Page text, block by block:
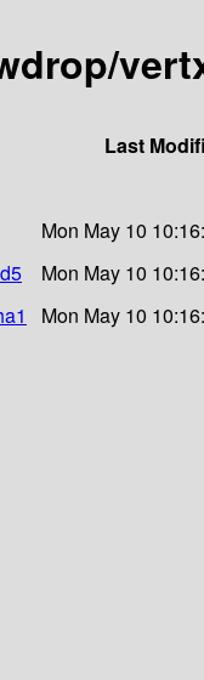
Last
Mon May 10
Mon May 10
Mon May 10